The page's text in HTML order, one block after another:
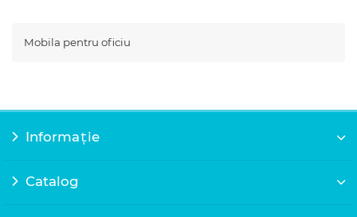
Mobila pentru oficiu
Informație
Catalog